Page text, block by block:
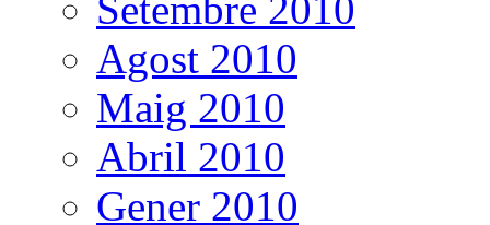
Setembre 2010
Agost 2010
Maig 2010
Abril 2010
Gener 2010